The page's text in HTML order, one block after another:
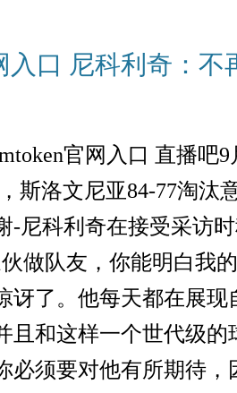
入口 尼科利奇：
官网入口 直播吧
斯洛文尼亚84-77淘汰
-尼科利奇在接受采访
做队友，你能明白我
讶了。他每天都在展
且和这样一个世代级
必须要对他有所期待